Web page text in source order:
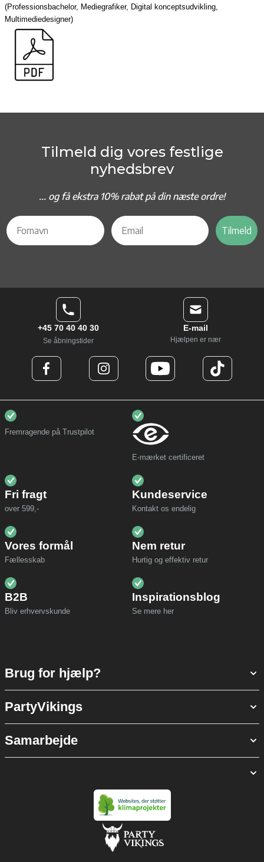
(Professionsbachelor, Mediegrafiker, Digital konceptsudvikling,
Multimediedesigner)
Tilmeld dig vores festlige
nyhedsbrev
... og få ekstra 10% rabat på din næste ordre!
Tilmeld
+45 70 40 40 30
Se åbningstider
E-mail
Hjælpen er nær
Fremragende på Trustpilot
E-mærket certificeret
Fri fragt
over 599,-
Kundeservice
Kontakt os endelig
Vores formål
Fællesskab
Nem retur
Hurtig og effektiv retur
B2B
Bliv erhvervskunde
Inspirationsblog
Se mere her
Brug for hjælp?
PartyVikings
Samarbejde